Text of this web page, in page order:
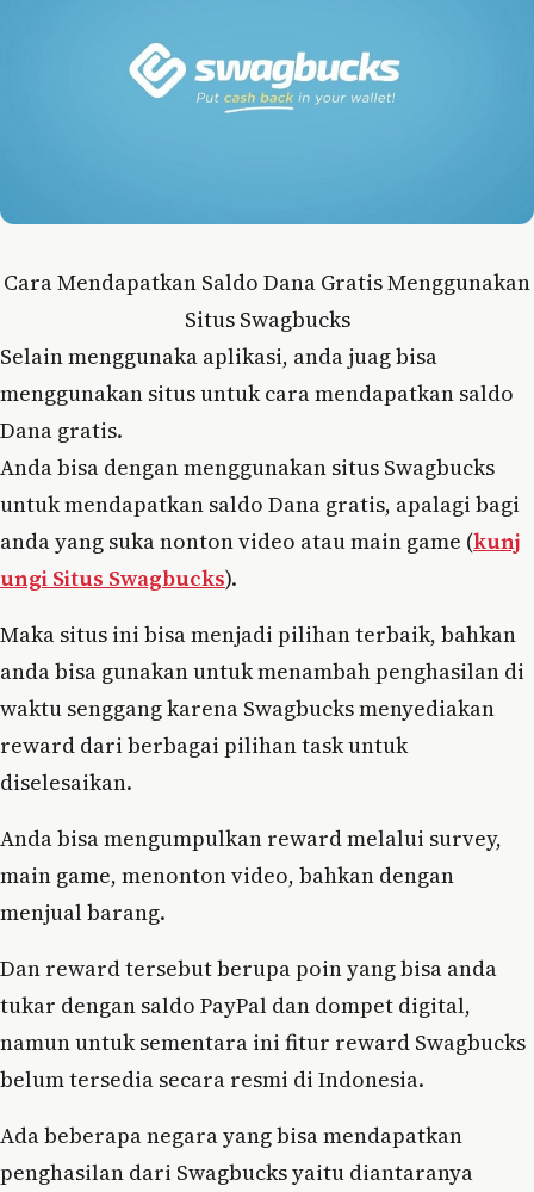
Cara Mendapatkan Saldo Dana Gratis Menggunakan
Situs Swagbucks
Selain menggunaka aplikasi, anda juag bisa
menggunakan situs untuk cara mendapatkan saldo
Dana gratis.
Anda bisa dengan menggunakan situs Swagbucks
untuk mendapatkan saldo Dana gratis, apalagi bagi
anda yang suka nonton video atau main game (kunj
ungi Situs Swagbucks).
Maka situs ini bisa menjadi pilihan terbaik, bahkan
anda bisa gunakan untuk menambah penghasilan di
waktu senggang karena Swagbucks menyediakan
reward dari berbagai pilihan task untuk
diselesaikan.
Anda bisa mengumpulkan reward melalui survey,
main game, menonton video, bahkan dengan
menjual barang.
Dan reward tersebut berupa poin yang bisa anda
tukar dengan saldo PayPal dan dompet digital,
namun untuk sementara ini fitur reward Swagbucks
belum tersedia secara resmi di Indonesia.
Ada beberapa negara yang bisa mendapatkan
penghasilan dari Swagbucks yaitu diantaranya